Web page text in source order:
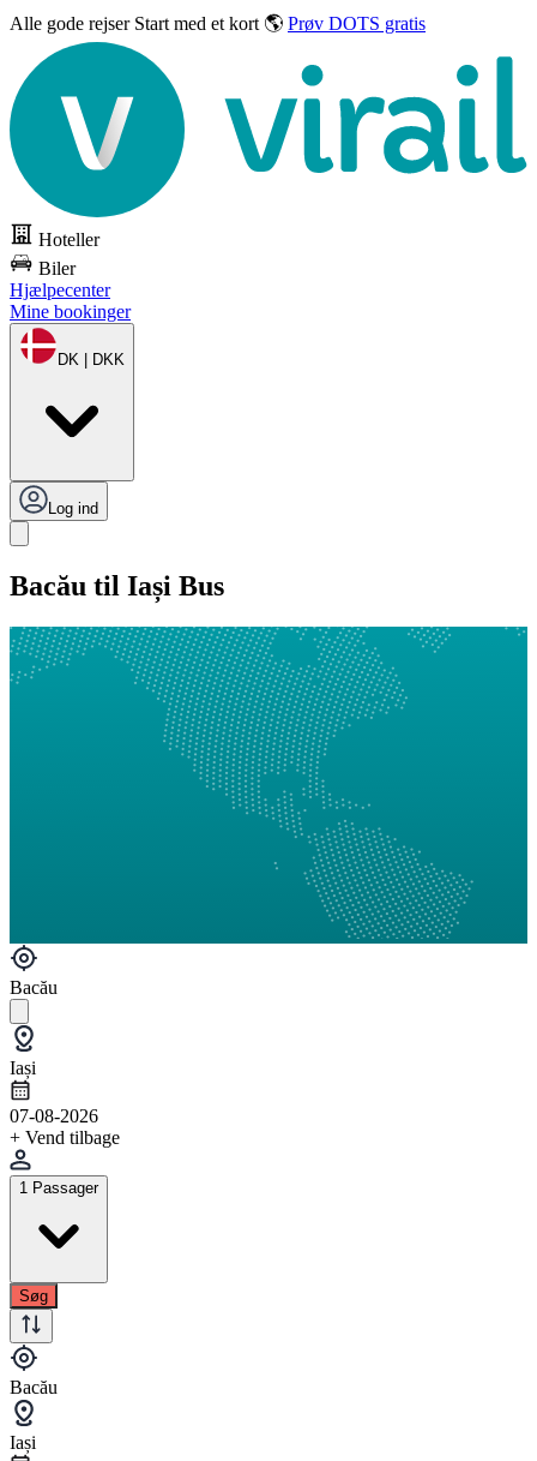
Alle gode rejser Start med et kort 🌎 Prøv DOTS gratis
Hoteller
Biler
Hjælpecenter
Mine bookinger
DK | DKK
Log ind
Bacău til Iași Bus
Bacău
Iași
07-08-2026
+ Vend tilbage
1 Passager
Søg
Bacău
Iași